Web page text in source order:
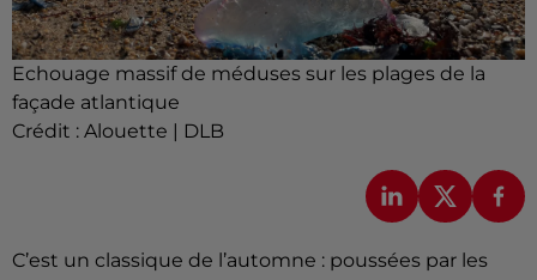
Echouage massif de méduses sur les plages de la
façade atlantique
Crédit : Alouette | DLB
C’est un classique de l’automne : poussées par les